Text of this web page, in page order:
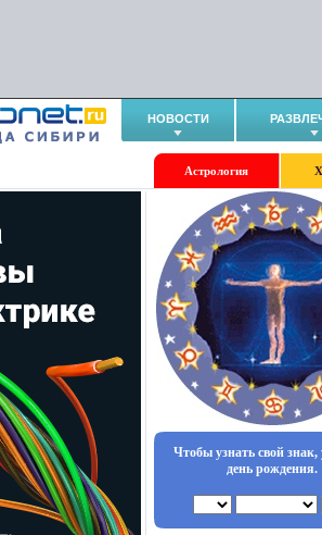
НОВОСТИ
Астрология
Чтобы узнать свой
день рождения.